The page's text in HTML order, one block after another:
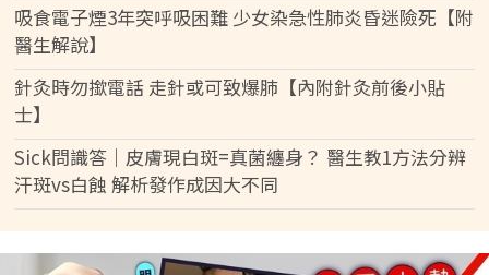
吸食電子煙3年突呼吸困難 少女染急性肺炎昏迷險死【附
醫生解說】
針灸時勿撳電話 走針或可致爆肺【內附針灸前後小貼
士】
Sick問識答｜皮膚現白斑=真菌纏身？ 醫生教1方法分辨
汗斑vs白蝕 解析發作成因大不同